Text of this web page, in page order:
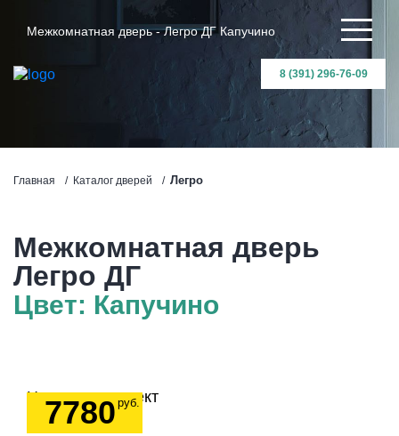
Межкомнатная дверь - Легро ДГ Капучино
8 (391) 296-76-09
Главная Каталог дверей Легро
Межкомнатная дверь
Легро ДГ
Цвет: Капучино
Цена за комплект
7780 руб.